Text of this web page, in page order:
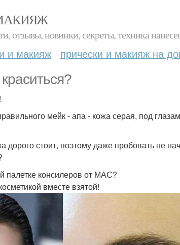
отзывы, новинки, секреты, техника
и макияж прически и макияж на
мейк - апа - кожа серая, под
дорого стоит, поэтому даже пробовать не
палетке консилеров от МАС?
вместе взятой!